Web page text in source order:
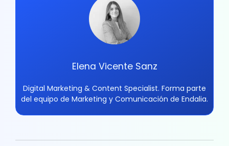
Elena Vicente Sanz
Digital Marketing & Content Specialist. Forma parte
del equipo de Marketing y Comunicación de Endalia.